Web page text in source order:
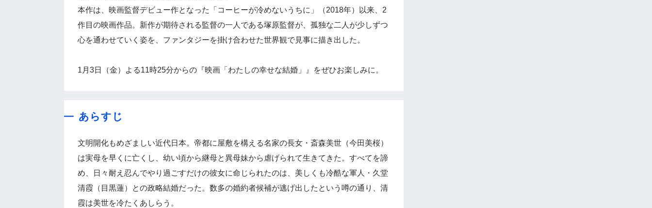
本作は、映画監督デビュー作となった「コーヒーが冷めないうちに」（2018年）以来、2
作目の映画作品。新作が期待される監督の一人である塚原監督が、孤独な二人が少しずつ
心を通わせていく姿を、ファンタジーを掛け合わせた世界観で見事に描き出した。
1月3日（金）よる11時25分からの『映画「わたしの幸せな結婚」』をぜひお楽しみに。
あらすじ
文明開化もめざましい近代日本。帝都に屋敷を構える名家の長女・斎森美世（今田美桜）
は実母を早くに亡くし、幼い頃から継母と異母妹から虐げられて生きてきた。すべてを諦
め、日々耐え忍んでやり過ごすだけの彼女に命じられたのは、美しくも冷酷な軍人・久堂
清霞（目黒蓮）との政略結婚だった。数多の婚約者候補が逃げ出したという噂の通り、清
霞は美世を冷たくあしらう。